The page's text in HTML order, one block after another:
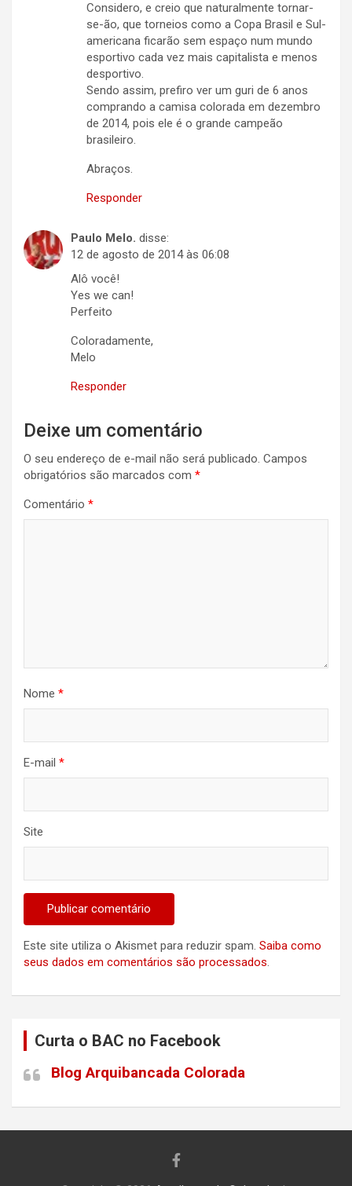
Considero, e creio que naturalmente tornar-
se-ão, que torneios como a Copa Brasil e Sul-
americana ficarão sem espaço num mundo
esportivo cada vez mais capitalista e menos
desportivo.
Sendo assim, prefiro ver um guri de 6 anos
comprando a camisa colorada em dezembro
de 2014, pois ele é o grande campeão
brasileiro.
Abraços.
Responder
Paulo Melo. disse:
12 de agosto de 2014 às 06:08
Alô você!
Yes we can!
Perfeito
Coloradamente,
Melo
Responder
Deixe um comentário
O seu endereço de e-mail não será publicado. Campos
obrigatórios são marcados com *
Comentário *
Nome *
E-mail *
Site
Este site utiliza o Akismet para reduzir spam. Saiba como
seus dados em comentários são processados.
Curta o BAC no Facebook
Blog Arquibancada Colorada